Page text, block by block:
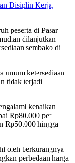
Disiplin Kerja,
peserta di Pasar
dilanjutkan
sembako di
umum ketersediaan
tidak terjadi
kenaikan
Rp80.000 per
Rp50.000 hingga
oleh berkurangnya
perbedaan harga